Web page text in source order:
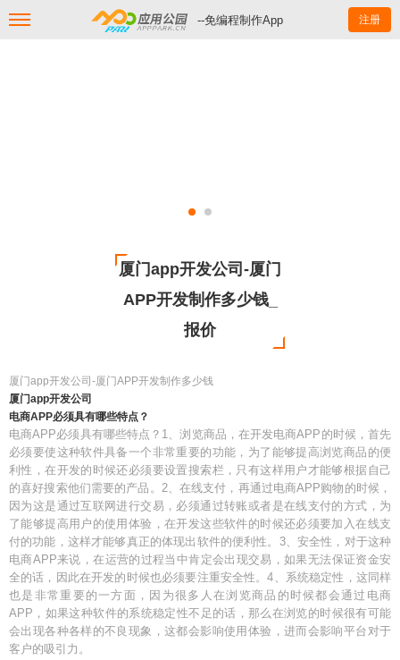
--免编程制作App 注册
厦门app开发公司-厦门
APP开发制作多少钱_
报价
厦门app开发公司-厦门APP开发制作多少钱
厦门app开发公司
电商APP必须具有哪些特点？
电商APP必须具有哪些特点？1、浏览商品，在开发电商APP的时候，首先
必须要使这种软件具备一个非常重要的功能，为了能够提高浏览商品的便
利性，在开发的时候还必须要设置搜索栏，只有这样用户才能够根据自己
的喜好搜索他们需要的产品。2、在线支付，再通过电商APP购物的时候，
因为这是通过互联网进行交易，必须通过转账或者是在线支付的方式，为
了能够提高用户的使用体验，在开发这些软件的时候还必须要加入在线支
付的功能，这样才能够真正的体现出软件的便利性。3、安全性，对于这种
电商APP来说，在运营的过程当中肯定会出现交易，如果无法保证资金安
全的话，因此在开发的时候也必须要注重安全性。4、系统稳定性，这同样
也是非常重要的一方面，因为很多人在浏览商品的时候都会通过电商
APP，如果这种软件的系统稳定性不足的话，那么在浏览的时候很有可能
会出现各种各样的不良现象，这都会影响使用体验，进而会影响平台对于
客户的吸引力。